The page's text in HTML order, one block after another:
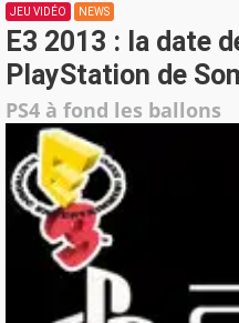
JEU VIDÉO NEWS
E3 2013 : la date
PlayStation de
PS4 à fond les ballons